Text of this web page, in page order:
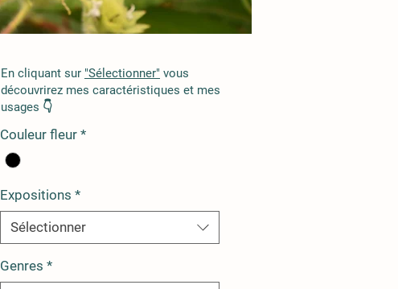
Couleur fleur *
Expositions *
Sélectionner
Genres *
En cliquant sur "Sélectionner" vous
découvrirez mes caractéristiques et mes
usages 👇